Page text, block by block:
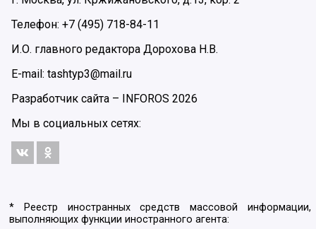
Телефон: +7 (495) 718-84-11
И.О. главного редактора Дорохова Н.В.
E-mail: tashtyp3@mail.ru
Разработчик сайта – INFOROS 2026
Мы в социальных сетях:
* Реестр иностранных средств массовой информации,
выполняющих функции иностранного агента: